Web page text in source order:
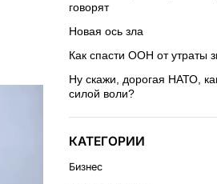
говорят
Новая ось зла
Как спасти ООН от утраты
Ну скажи, дорогая НАТО,
силой воли?
КАТЕГОРИИ
Бизнес